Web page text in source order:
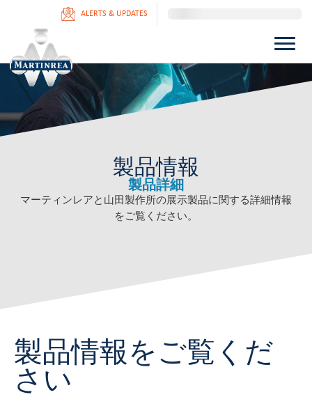
ALERTS & UPDATES
製品情報
製品詳細
マーティンレアと山田製作所の展示製品に関する詳細情報
をご覧ください。
製品情報をご覧くだ
さい